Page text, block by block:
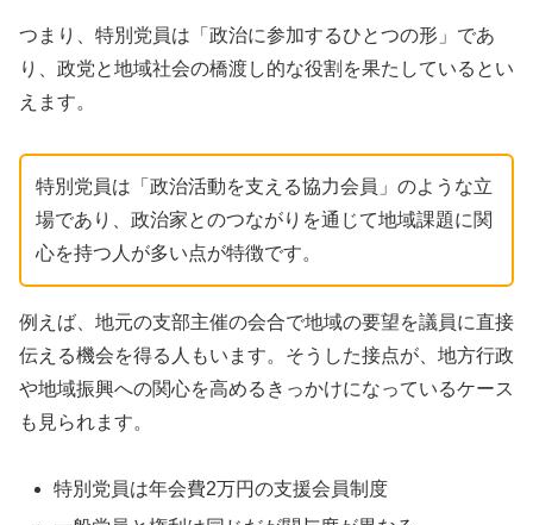
つまり、特別党員は「政治に参加するひとつの形」であ
り、政党と地域社会の橋渡し的な役割を果たしているとい
えます。
特別党員は「政治活動を支える協力会員」のような立
場であり、政治家とのつながりを通じて地域課題に関
心を持つ人が多い点が特徴です。
例えば、地元の支部主催の会合で地域の要望を議員に直接
伝える機会を得る人もいます。そうした接点が、地方行政
や地域振興への関心を高めるきっかけになっているケース
も見られます。
特別党員は年会費2万円の支援会員制度